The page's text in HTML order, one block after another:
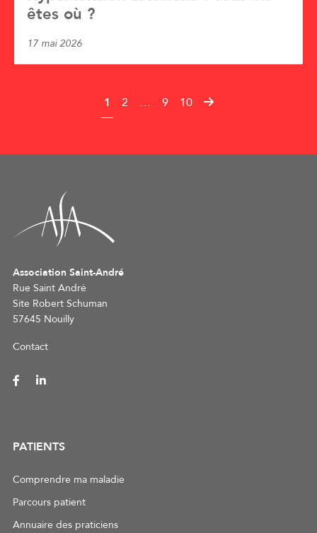
êtes où ?
17 mai 2026
1 2 … 9 10
Association Saint-André
Rue Saint André
Site Robert Schuman
57645 Nouilly
Contact
PATIENTS
Comprendre ma maladie
Parcours patient
Annuaire des praticiens